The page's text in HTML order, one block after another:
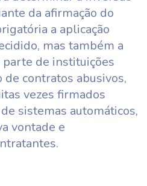
da afirmação do
a aplicação
mas também a
de instituições
de contratos abusivos,
vezes firmados
sistemas automáticos,
vontade e